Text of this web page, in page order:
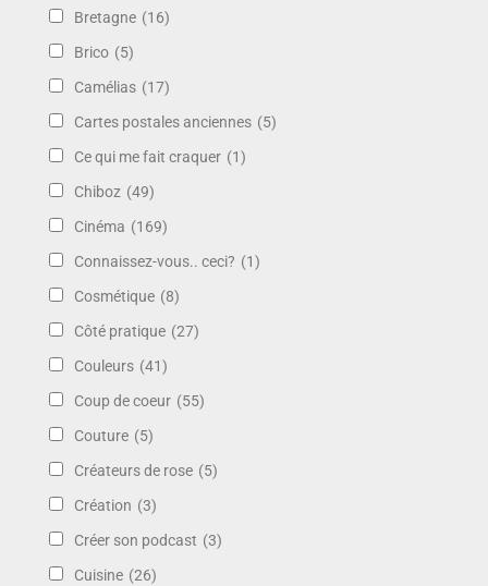
Bretagne (16)
Brico (5)
Camélias (17)
Cartes postales anciennes (5)
Ce qui me fait craquer (1)
Chiboz (49)
Cinéma (169)
Connaissez-vous.. ceci? (1)
Cosmétique (8)
Côté pratique (27)
Couleurs (41)
Coup de coeur (55)
Couture (5)
Créateurs de rose (5)
Création (3)
Créer son podcast (3)
Cuisine (26)